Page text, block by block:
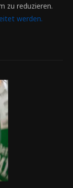
zu reduzieren.
werden.